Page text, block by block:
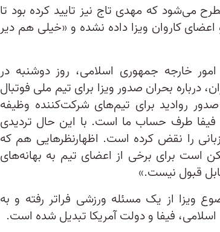
می‌شود که مهدی تاج نیز تایید کرده بود تا
کاروان ویزا داده نشده و «خیلی هم دیر
خارجه جمهوری اسلامی، روز دوشنبه در
درباره بحران صدور ویزا برای تیم ملی فوتبال
روادید برای تیم‌های شرکت‌کننده وظیفه
فیفا طرف حساب ما است. با این حال تردیدی
را نقض کرده است. اظهارنظرهایی هم که
است برای برخی از اعضای تیم به بهانه‌های
قبول نیست.»
ویزا از یک مسئله ورزشی فراتر رفته و به
فیفا و دولت آمریکا تبدیل شده است.